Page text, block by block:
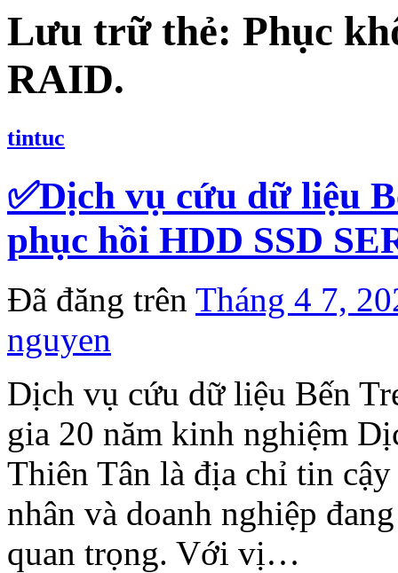
Lưu trữ thẻ: Phục
RAID.
tintuc
✅Dịch vụ cứu dữ liệu
phục hồi HDD SSD
Đã đăng trên Tháng 4 7,
nguyen
Dịch vụ cứu dữ liệu Bến
gia 20 năm kinh nghiệm
Thiên Tân là địa chỉ tin
nhân và doanh nghiệp
quan trọng. Với vị…